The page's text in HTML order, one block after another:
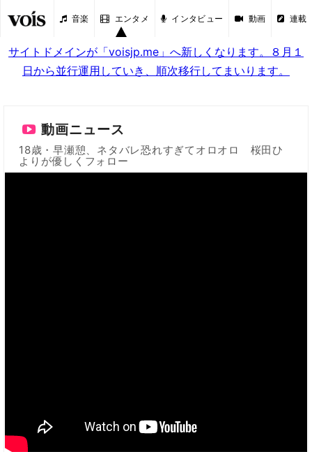
音楽 エンタメ インタビュー 動画 連載
サイトドメインが「voisjp.me」へ新しくなります。８月１
日から並行運用していき、順次移行してまいります。
動画ニュース
18歳・早瀬憩、ネタバレ恐れすぎてオロオロ 桜田ひ
よりが優しくフォロー